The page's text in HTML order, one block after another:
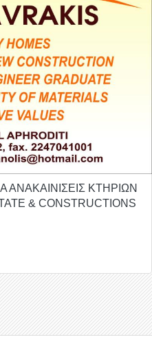
ΑΝΑΚΑΙΝΙΣΕΙΣ ΚΤΗΡΙΩΝ
& CONSTRUCTIONS